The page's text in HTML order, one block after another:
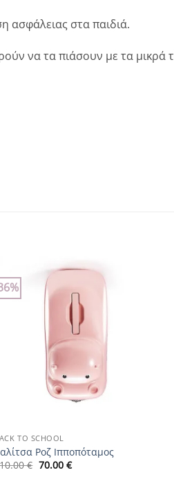
ασφάλειας στα παιδιά.
να τα πιάσουν με τα μικρά
TO SCHOOL
Ροζ Ιπποπόταμος
€ Original
70.00 €Η